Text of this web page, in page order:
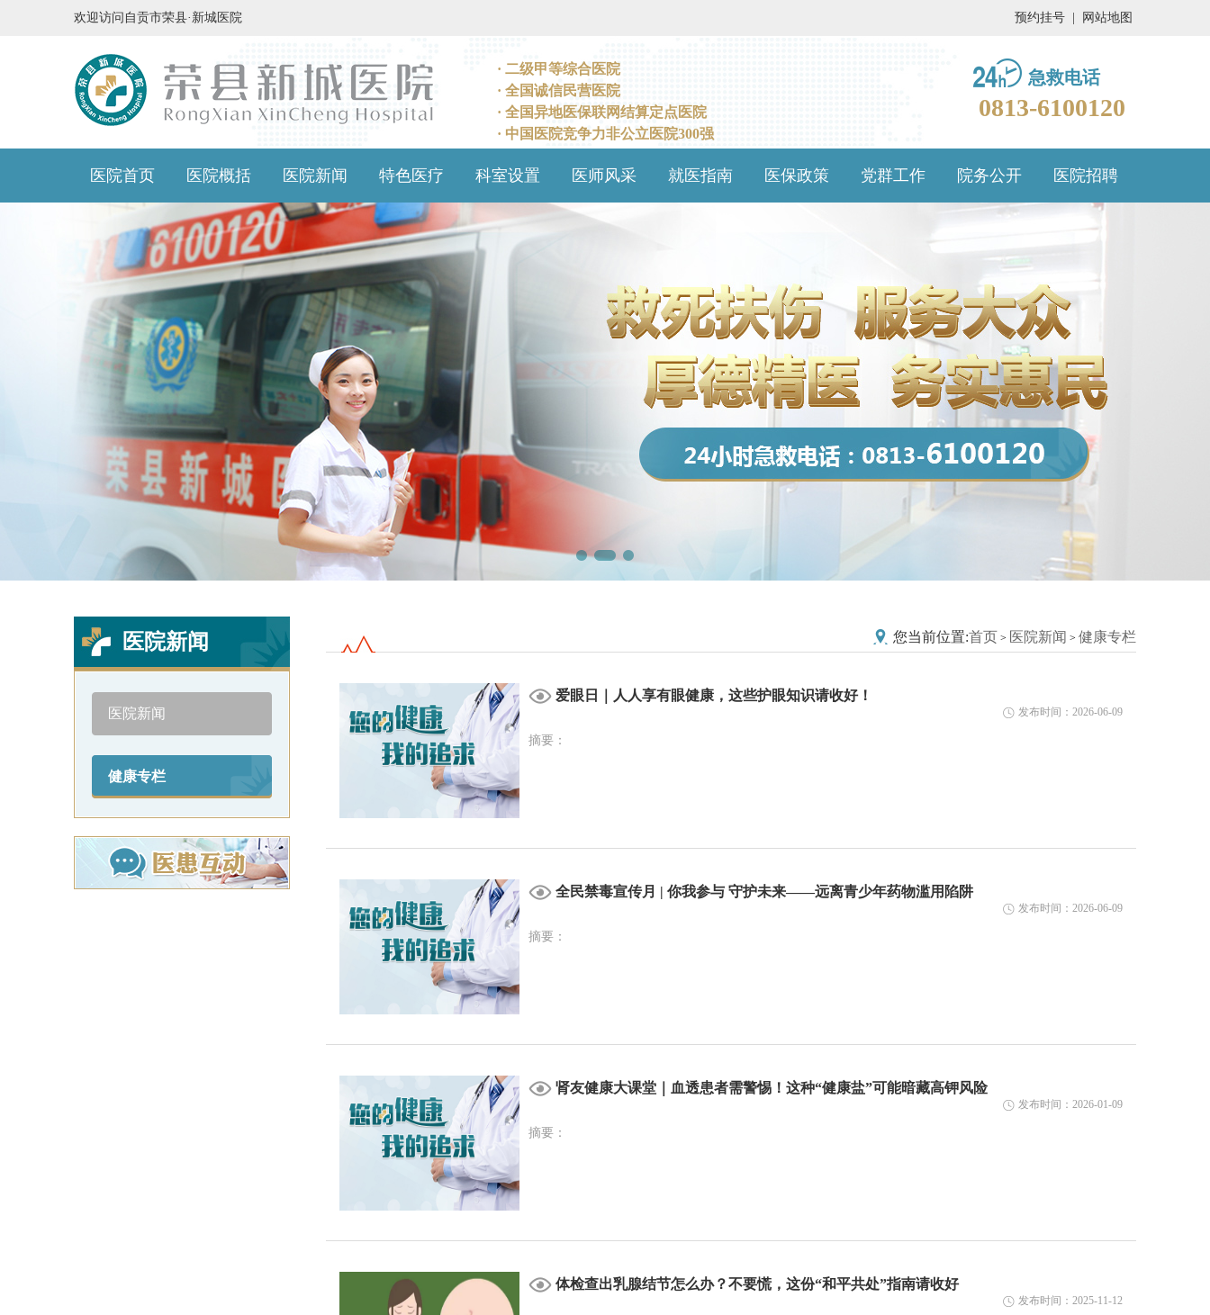
欢迎访问自贡市荣县·新城医院 预约挂号 网站地图
· 二级甲等综合医院
· 全国诚信民营医院
· 全国异地医保联网结算定点医院
· 中国医院竞争力非公立医院300强
急救电话
0813-6100120
医院首页 医院概括 医院新闻 特色医疗 科室设置 医师风采 就医指南 医保政策 党群工作 院务公开 医院招聘
医院新闻
医院新闻
健康专栏
您当前位置:首页 > 医院新闻 > 健康专栏
爱眼日｜人人享有眼健康，这些护眼知识请收好！
发布时间：2026-06-09
摘要：
全民禁毒宣传月 | 你我参与 守护未来——远离青少年药物滥用陷阱
发布时间：2026-06-09
摘要：
肾友健康大课堂｜血透患者需警惕！这种“健康盐”可能暗藏高钾风险
发布时间：2026-01-09
摘要：
体检查出乳腺结节怎么办？不要慌，这份“和平共处”指南请收好
发布时间：2025-11-12